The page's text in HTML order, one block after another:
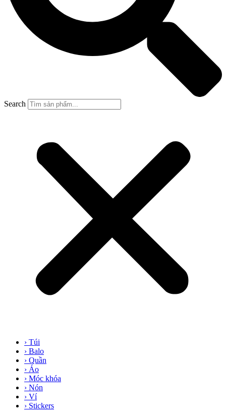
Search
› Túi
› Balo
› Quần
› Áo
› Móc khóa
› Nón
› Ví
› Stickers